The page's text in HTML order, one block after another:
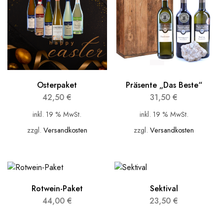
Osterpaket
42,50€
inkl. 19 % MwSt.
zzgl. Versandkosten
Präsente „Das Beste“
31,50€
inkl. 19 % MwSt.
zzgl.Versandkosten
Rotwein-Paket
44,00 €
Sektival
23,50€